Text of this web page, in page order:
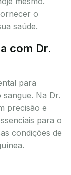
o
saúde.
com Dr.
para
sangue. Na Dr.
precisão e
para o
condições de